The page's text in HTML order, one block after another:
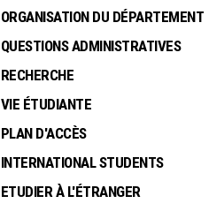
ORGANISATION DU DÉPARTEMENT
QUESTIONS ADMINISTRATIVES
RECHERCHE
VIE ÉTUDIANTE
PLAN D'ACCÈS
INTERNATIONAL STUDENTS
ETUDIER À L'ÉTRANGER